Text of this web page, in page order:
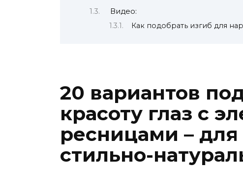
Видео:
Как подобрать изгиб для
20 вариантов
красоту глаз с
ресницами – для
стильно-